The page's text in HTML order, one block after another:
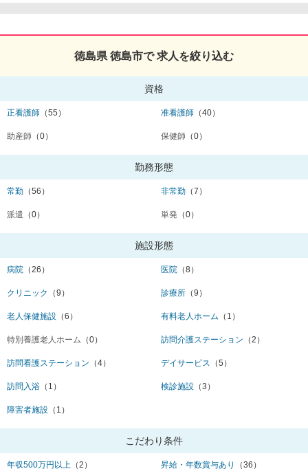
徳島県 徳島市で 求人を絞り込む
資格
正看護師 （55） 准看護師 （40）
助産師 （0） 保健師 （0）
勤務形態
常勤 （56） 非常勤 （7）
派遣 （0） 単発 （0）
施設形態
病院 （26） 医院 （8）
クリニック （9） 診療所 （9）
老人保健施設 （6） 有料老人ホーム （1）
特別養護老人ホーム （0） 訪問介護ステーション （2）
訪問看護ステーション （4） デイサービス （5）
訪問入浴 （1） 検診施設 （3）
障害者施設 （1）
こだわり条件
年収500万円以上 （2） 昇給・年数賞与あり （36）